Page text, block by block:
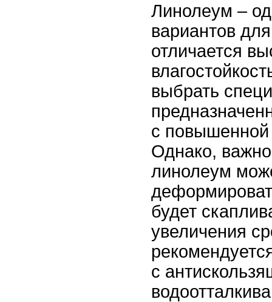
Линолеум –
вариантов
отличается
выбрать
с
Однако,
линолеум
будет
увеличения
с